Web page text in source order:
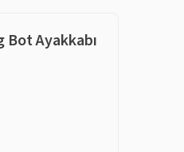
Bot Ayakkabı